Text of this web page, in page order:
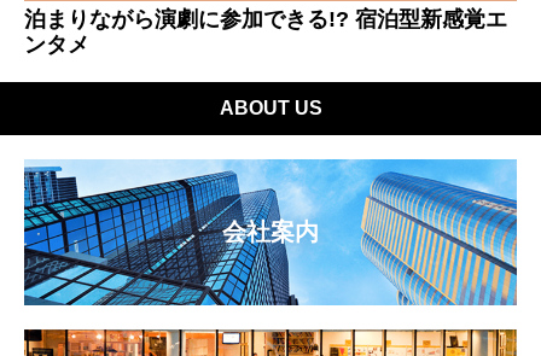
泊まりながら演劇に参加できる!? 宿泊型新感覚エ
ンタメ
ABOUT US
会社案内